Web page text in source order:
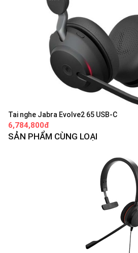
Tai nghe Jabra Evolve2 65 USB-C
6,784,800đ
SẢN PHẨM CÙNG LOẠI